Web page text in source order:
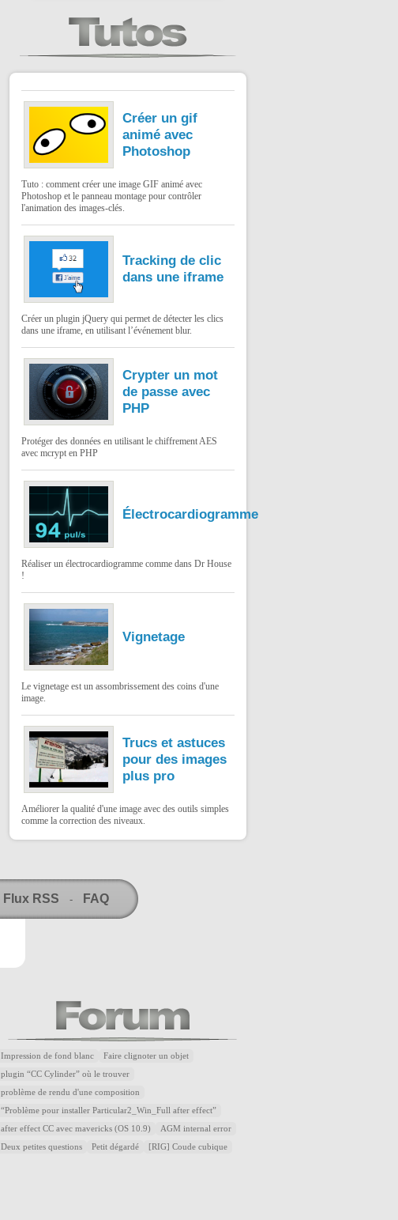
Créer un gif
animé avec
Photoshop
Tuto : comment créer une image GIF animé avec
Photoshop et le panneau montage pour contrôler
l'animation des images-clés.
Tracking de clic
dans une iframe
Créer un plugin jQuery qui permet de détecter les clics
dans une iframe, en utilisant l’événement blur.
Crypter un mot
de passe avec
PHP
Protéger des données en utilisant le chiffrement AES
avec mcrypt en PHP
Électrocardiogramme
Réaliser un électrocardiogramme comme dans Dr House
!
Vignetage
Le vignetage est un assombrissement des coins d'une
image.
Trucs et astuces
pour des images
plus pro
Améliorer la qualité d'une image avec des outils simples
comme la correction des niveaux.
Flux RSS - FAQ
Impression de fond blanc Faire clignoter un objet
plugin “CC Cylinder” où le trouver
problème de rendu d'une composition
“Problème pour installer Particular2_Win_Full after effect”
after effect CC avec mavericks (OS 10.9) AGM internal error
Deux petites questions Petit dégardé [RIG] Coude cubique